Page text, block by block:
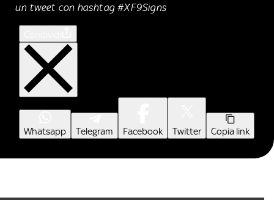
un tweet con hashtag #XF9Signs
Whatsapp Telegram Facebook Twitter Copia link